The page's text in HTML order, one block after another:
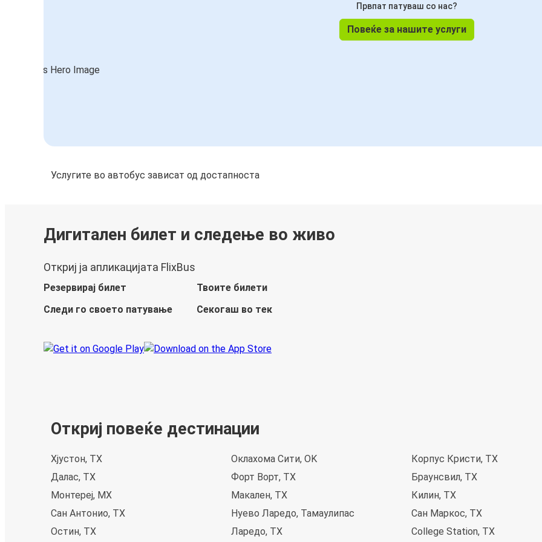
Првпат патуваш со нас?
Повеќе за нашите услуги
Услугите во автобус зависат од достапноста
Дигитален билет и следење во живо
Откриј ја апликацијата FlixBus
Резервирај билет
Твоите билети
Следи го своето патување
Секогаш во тек
Откриј повеќе дестинации
Хјустон, TX
Далас, TX
Монтереј, MX
Сан Антонио, TX
Остин, TX
Оклахома Сити, OK
Форт Ворт, TX
Макален, TX
Нуево Ларедо, Тамаулипас
Ларедо, TX
Корпус Кристи, TX
Браунсвил, TX
Килин, TX
Сан Маркос, TX
College Station, TX